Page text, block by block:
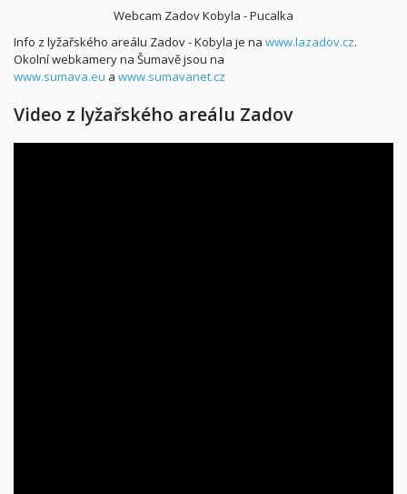
Webcam Zadov Kobyla - Pucalka
Info z lyžařského areálu Zadov - Kobyla je na www.lazadov.cz.
Okolní webkamery na Šumavě jsou na
www.sumava.eu a www.sumavanet.cz
Video z lyžařského areálu Zadov